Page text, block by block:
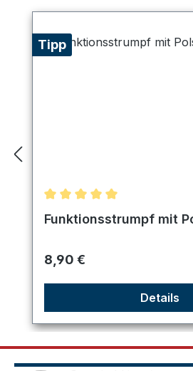
Tipp
Durchschnittliche
Funktionsstrumpf mit
Regulärer Preis:
8,90 €
Details